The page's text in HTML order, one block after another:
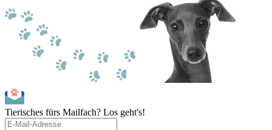
Tierisches fürs Mailfach? Los geht's!